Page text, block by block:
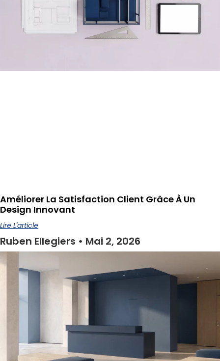
Améliorer La Satisfaction Client Grâce À Un
Design Innovant
Lire L'article
Ruben Ellegiers Mai 2, 2026